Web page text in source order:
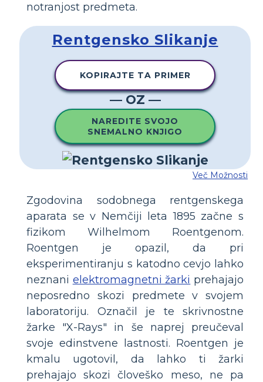
notranjost predmeta.
Rentgensko Slikanje
KOPIRAJTE TA PRIMER
— OZ —
NAREDITE SVOJO
SNEMALNO KNJIGO
Več Možnosti
Zgodovina sodobnega rentgenskega
aparata se v Nemčiji leta 1895 začne s
fizikom Wilhelmom Roentgenom.
Roentgen je opazil, da pri
eksperimentiranju s katodno cevjo lahko
neznani elektromagnetni žarki prehajajo
neposredno skozi predmete v svojem
laboratoriju. Označil je te skrivnostne
žarke "X-Rays" in še naprej preučeval
svoje edinstvene lastnosti. Roentgen je
kmalu ugotovil, da lahko ti žarki
prehajajo skozi človeško meso, ne pa